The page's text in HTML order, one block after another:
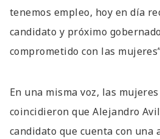
tenemos empleo, hoy en día
candidato y próximo
comprometido con las
En una misma voz, las
coincidieron que Alejandro
candidato que cuenta con una